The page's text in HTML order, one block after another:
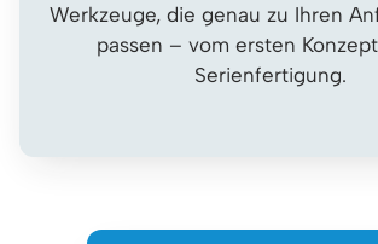
Werkzeuge, die genau zu Ihren
passen – vom ersten
Serienfertigung.